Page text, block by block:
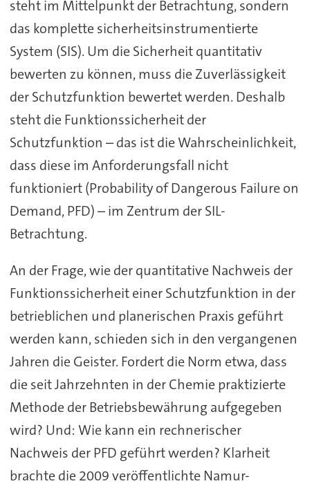
steht im Mittelpunkt der Betrachtung, sondern
das komplette sicherheitsinstrumentierte
System (SIS). Um die Sicherheit quantitativ
bewerten zu können, muss die Zuverlässigkeit
der Schutzfunktion bewertet werden. Deshalb
steht die Funktionssicherheit der
Schutzfunktion – das ist die Wahrscheinlichkeit,
dass diese im Anforderungsfall nicht
funktioniert (Probability of Dangerous Failure on
Demand, PFD) – im Zentrum der SIL-
Betrachtung.
An der Frage, wie der quantitative Nachweis der
Funktionssicherheit einer Schutzfunktion in der
betrieblichen und planerischen Praxis geführt
werden kann, schieden sich in den vergangenen
Jahren die Geister. Fordert die Norm etwa, dass
die seit Jahrzehnten in der Chemie praktizierte
Methode der Betriebsbewährung aufgegeben
wird? Und: Wie kann ein rechnerischer
Nachweis der PFD geführt werden? Klarheit
brachte die 2009 veröffentlichte Namur-